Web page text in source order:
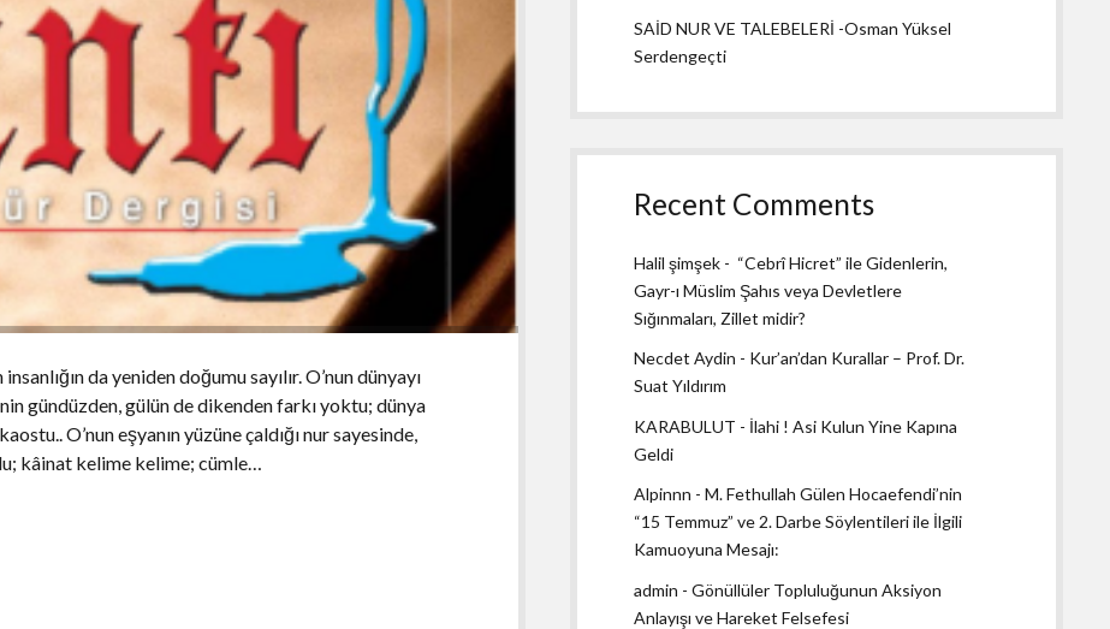
da yeniden doğumu sayılır. O’nun dünyayı
gündüzden, gülün de dikenden farkı yoktu; dünya
O’nun eşyanın yüzüne çaldığı nur sayesinde,
kâinat kelime kelime; cümle…
SAİD NUR VE TALEBELERİ -Osman Yüksel
Serdengeçti
Recent Comments
Halil şimşek - “Cebrî Hicret” ile Gidenlerin,
Gayr-ı Müslim Şahıs veya Devletlere
Sığınmaları, Zillet midir?
Necdet Aydin - Kur’an’dan Kurallar – Prof. Dr.
Suat Yıldırım
KARABULUT - İlahi ! Asi Kulun Yine Kapına
Geldi
Alpinnn -M. Fethullah Gülen Hocaefendi’nin
“15 Temmuz” ve 2. Darbe Söylentileri ile İlgili
Kamuoyuna Mesajı:
admin -Gönüllüler Topluluğunun Aksiyon
Anlayışı ve Hareket Felsefesi